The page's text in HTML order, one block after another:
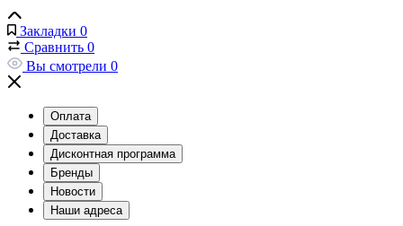
Закладки 0
Сравнить 0
Вы смотрели 0
Оплата
Доставка
Дисконтная программа
Бренды
Новости
Наши адреса